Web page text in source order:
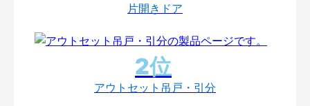
片開きドア
アウトセット吊戸・引分